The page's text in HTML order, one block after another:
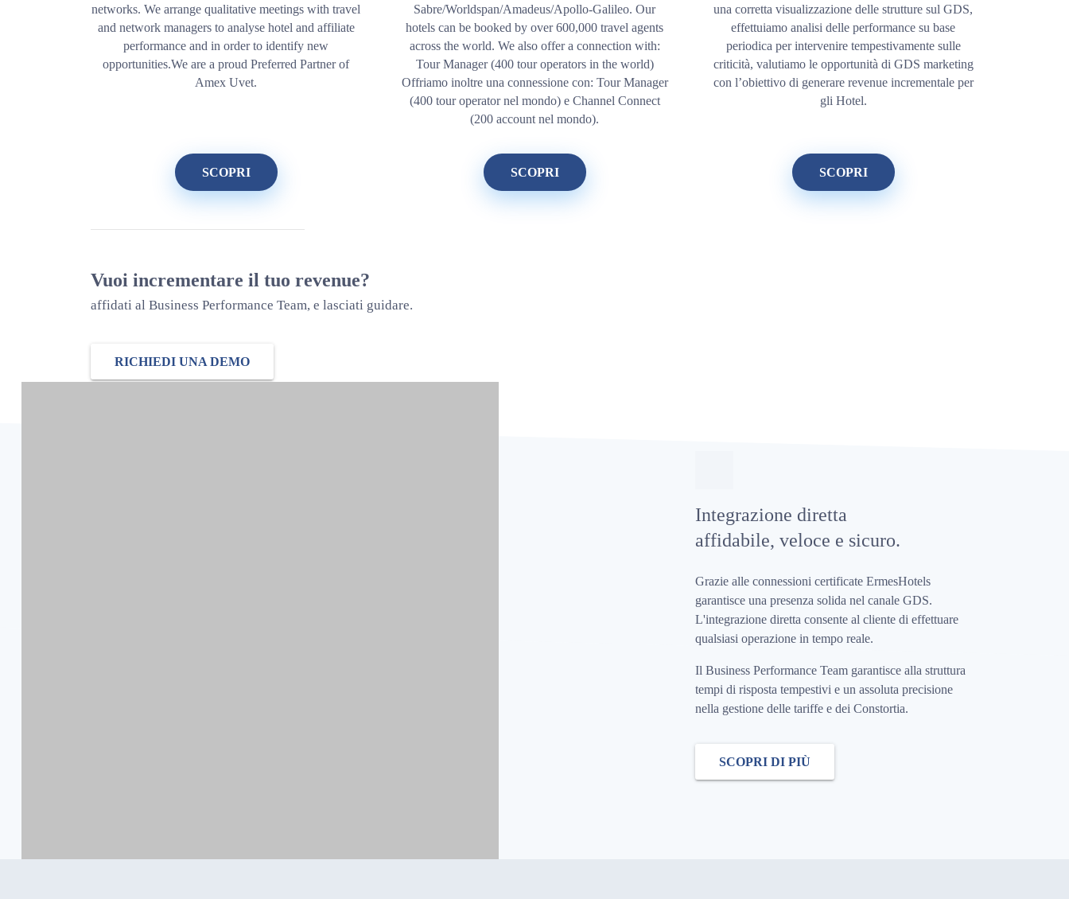
networks. We arrange qualitative meetings with travel
and network managers to analyse hotel and affiliate
performance and in order to identify new
opportunities.We are a proud Preferred Partner of
Amex Uvet.
SCOPRI
Sabre/Worldspan/Amadeus/Apollo-Galileo. Our
hotels can be booked by over 600,000 travel agents
across the world. We also offer a connection with:
Tour Manager (400 tour operators in the world)
Offriamo inoltre una connessione con: Tour Manager
(400 tour operator nel mondo) e Channel Connect
(200 account nel mondo).
SCOPRI
una corretta visualizzazione delle strutture sul GDS,
effettuiamo analisi delle performance su base
periodica per intervenire tempestivamente sulle
criticità, valutiamo le opportunità di GDS marketing
con l’obiettivo di generare revenue incrementale per
gli Hotel.
SCOPRI
Vuoi incrementare il tuo revenue?
affidati al Business Performance Team, e lasciati guidare.
RICHIEDI UNA DEMO
Integrazione diretta
affidabile, veloce e sicuro.
Grazie alle connessioni certificate ErmesHotels
garantisce una presenza solida nel canale GDS.
L'integrazione diretta consente al cliente di effettuare
qualsiasi operazione in tempo reale.
Il Business Performance Team garantisce alla struttura
tempi di risposta tempestivi e un assoluta precisione
nella gestione delle tariffe e dei Constortia.
SCOPRI DI PIÙ